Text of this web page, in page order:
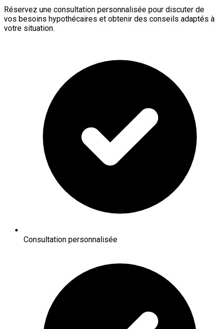
Réservez une consultation personnalisée pour discuter de
vos besoins hypothécaires et obtenir des conseils adaptés à
votre situation.
Consultation personnalisée